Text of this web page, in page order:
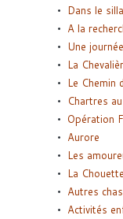
Dans le
A la
Une
La
Le Chemin
Chartres
Opération
Aurore
Les
La
Autres
Activités